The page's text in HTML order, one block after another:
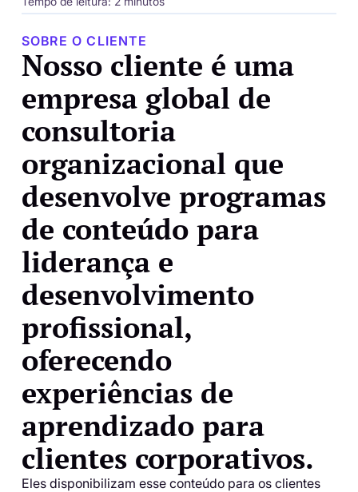
SOBRE O CLIENTE
Nosso cliente é uma
empresa global de
consultoria
organizacional que
desenvolve programas
de conteúdo para
liderança e
desenvolvimento
profissional,
oferecendo
experiências de
aprendizado para
clientes corporativos.
Eles disponibilizam esse conteúdo para os clientes